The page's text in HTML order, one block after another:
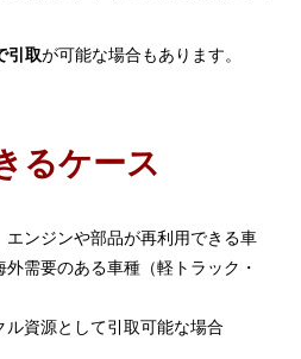
引取が可能な場合もあります。
るケース
エンジンや部品が再利用できる車
需要のある車種（軽トラック・
ル資源として引取可能な場合